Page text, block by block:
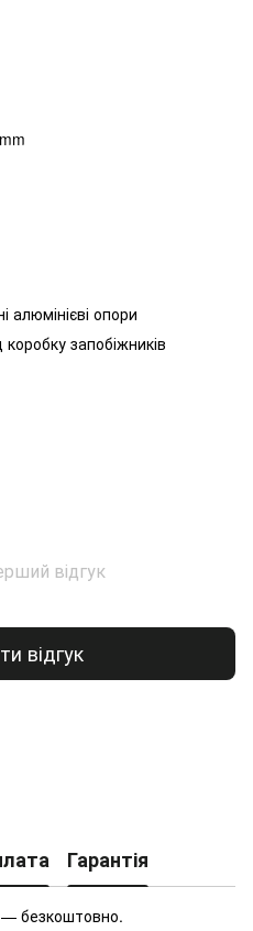
алюмінієві опори
запобіжників
відгук
відгук
Гарантія
— безкоштовно.